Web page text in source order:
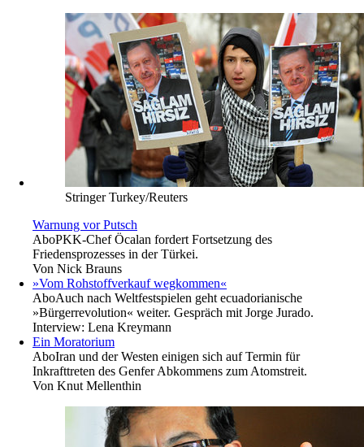
Stringer Turkey/Reuters
Warnung vor Putsch
AboPKK-Chef Öcalan fordert Fortsetzung des
Friedensprozesses in der Türkei.
Von Nick Brauns
»Vom Rohstoffverkauf wegkommen«
AboAuch nach Weltfestspielen geht ecuadorianische
»Bürgerrevolution« weiter. Gespräch mit Jorge Jurado.
Interview: Lena Kreymann
Ein Moratorium
AboIran und der Westen einigen sich auf Termin für
Inkrafttreten des Genfer Abkommens zum Atomstreit.
Von Knut Mellenthin